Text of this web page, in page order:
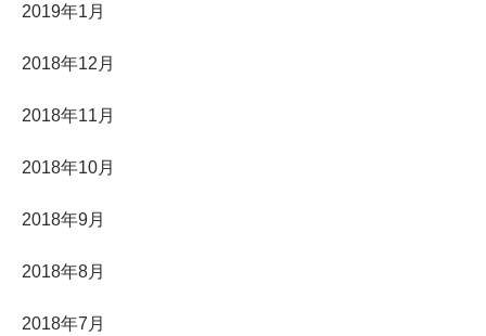
2019年1月
2018年12月
2018年11月
2018年10月
2018年9月
2018年8月
2018年7月